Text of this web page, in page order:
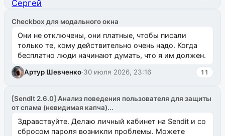
Checkbox для модального окна
Они не отключены, они платные, чтобы писали
только те, кому действительно очень надо. Когда
бесплатно люди начинают думать, что я им должен.
Артур Шевченко·30 июля 2026, 23:16 11
[SendIt 2.6.0] Анализ поведения пользователя для защиты
от спама (невидимая капча)...
Здравствуйте. Делаю личный кабинет на Sendit и со
сбросом пароля возникли проблемы. Можете